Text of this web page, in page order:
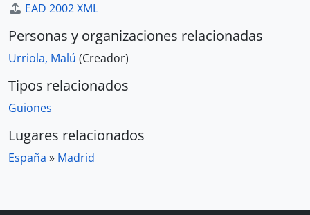
EAD 2002 XML
Personas y organizaciones relacionadas
Urriola, Malú (Creador)
Tipos relacionados
Guiones
Lugares relacionados
España » Madrid